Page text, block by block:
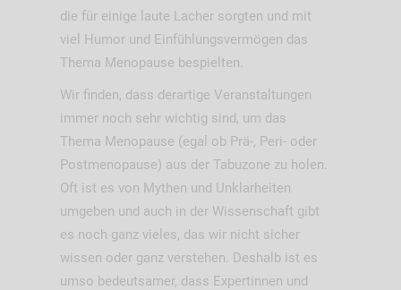
die für einige laute Lacher sorgten und mit
viel Humor und Einfühlungsvermögen das
Thema Menopause bespielten.
Wir finden, dass derartige Veranstaltungen
immer noch sehr wichtig sind, um das
Thema Menopause (egal ob Prä-, Peri- oder
Postmenopause) aus der Tabuzone zu holen.
Oft ist es von Mythen und Unklarheiten
umgeben und auch in der Wissenschaft gibt
es noch ganz vieles, das wir nicht sicher
wissen oder ganz verstehen. Deshalb ist es
umso bedeutsamer, dass Expertinnen und